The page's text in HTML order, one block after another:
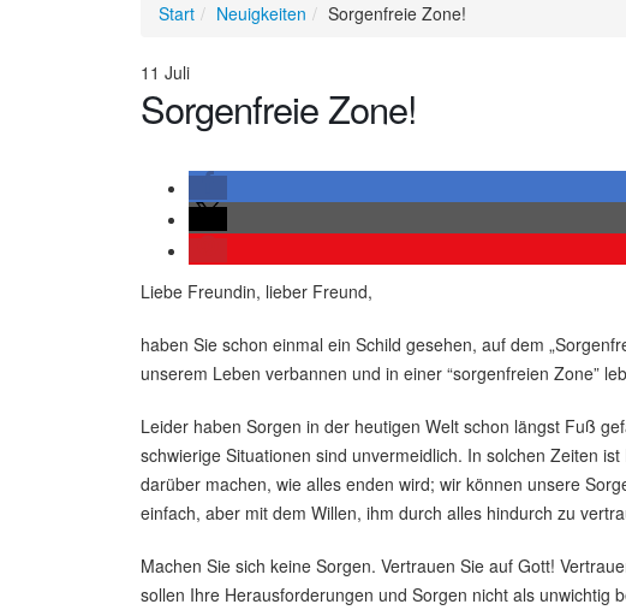
Start Neuigkeiten Sorgenfreie Zone!
11 Juli
Sorgenfreie Zone!
Liebe Freundin, lieber Freund,
haben Sie schon einmal ein Schild gesehen, auf dem
unserem Leben verbannen und in einer “sorgenfreien Zone”
Leider haben Sorgen in der heutigen Welt schon längst Fuß
schwierige Situationen sind unvermeidlich. In solchen Zeiten
darüber machen, wie alles enden wird; wir können unsere
einfach, aber mit dem Willen, ihm durch alles hindurch zu
Machen Sie sich keine Sorgen. Vertrauen Sie auf Gott!
sollen Ihre Herausforderungen und Sorgen nicht als unwichtig